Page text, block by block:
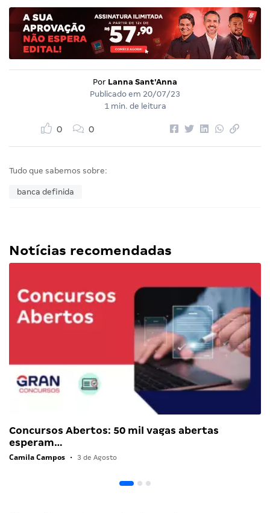
Por Lanna Sant'Anna
Publicado em 20/07/23
1 min. de leitura
0 0
Tudo que sabemos sobre:
banca definida
Notícias recomendadas
Concursos Abertos: 50 mil vagas abertas
esperam…
Camila Campos • 3 de Agosto